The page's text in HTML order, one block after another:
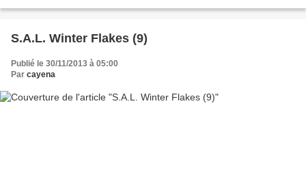
S.A.L. Winter Flakes (9)
Publié le 30/11/2013 à 05:00
Par cayena